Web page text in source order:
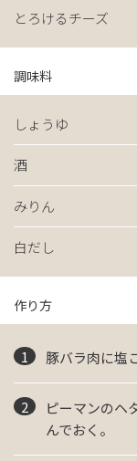
とろけるチーズ
調味料
しょうゆ
酒
みりん
白だし
作り方
豚バラ肉に塩
ピーマンのヘ
んでおく。